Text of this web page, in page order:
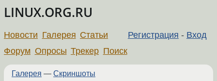
LINUX.ORG.RU
Регистрация - Вход
Новости Галерея Статьи
Форум Опросы Трекер Поиск
Галерея — Скриншоты